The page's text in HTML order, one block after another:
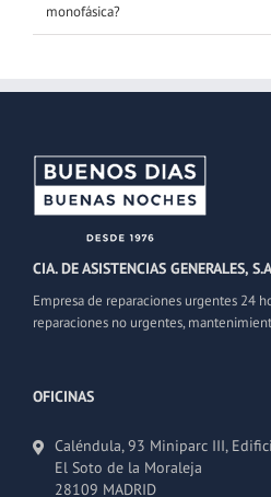
monofásica?
CIA. DE ASISTENCIAS GENERALES,
Empresa de reparaciones urgentes 24
reparaciones no urgentes,
OFICINAS
Caléndula, 93 Miniparc III,
El Soto de la Moraleja
28109 MADRID